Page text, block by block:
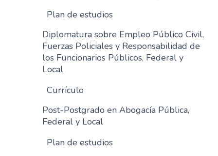
Plan de estudios
Diplomatura sobre Empleo Público Civil,
Fuerzas Policiales y Responsabilidad de
los Funcionarios Públicos, Federal y
Local
Currículo
Post-Postgrado en Abogacía Pública,
Federal y Local
Plan de estudios